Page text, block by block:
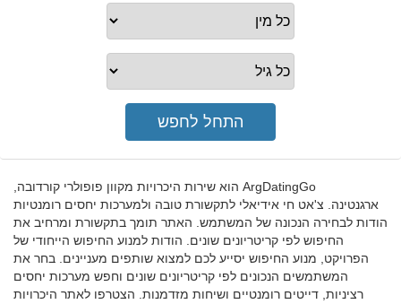
ArgDatingGo הוא שירות היכרויות מקוון פופולרי קורדובה,
ארגנטינה. צ'אט חי אידיאלי לתקשורת טובה ולמערכות יחסים רומנטיות
הודות לבחירה הנכונה של המשתמש. האתר תומך בתקשורת ומרחיב את
החיפוש לפי קריטריונים שונים. הודות למנוע החיפוש הייחודי של
הפרויקט, מנוע החיפוש יסייע לכם למצוא שותפים מעניינים. בחר את
המשתמשים הנכונים לפי קריטריונים שונים וחפש מערכות יחסים
רציניות, דייטים רומנטיים ושיחות מזדמנות. הצטרפו לאתר היכרויות